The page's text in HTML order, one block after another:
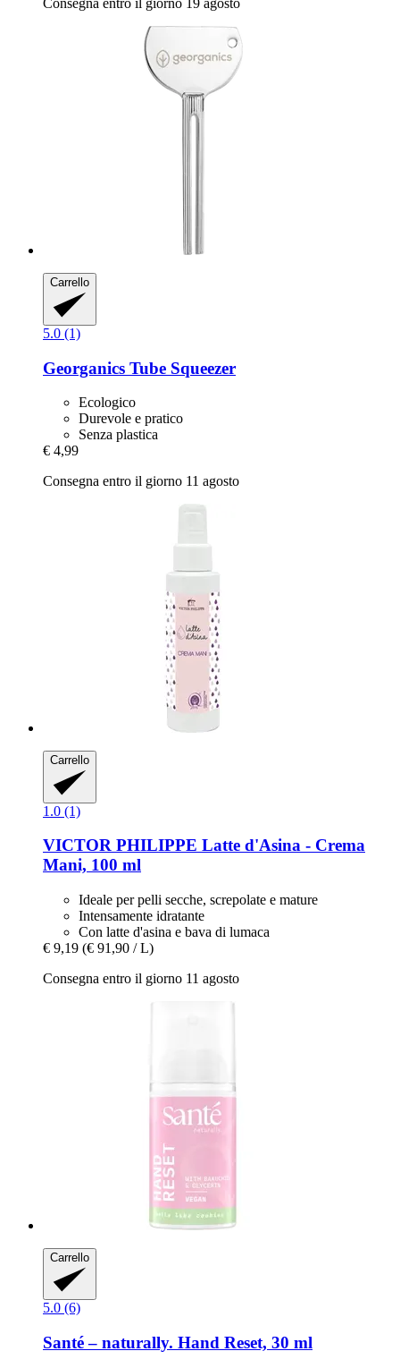
Consegna entro il giorno 19 agosto
Carrello
5.0 (1)
Georganics Tube Squeezer
Ecologico
Durevole e pratico
Senza plastica
€ 4,99
Consegna entro il giorno 11 agosto
Carrello
1.0 (1)
VICTOR PHILIPPE Latte d'Asina -​ Crema
Mani, 100 ml
Ideale per pelli secche, screpolate e mature
Intensamente idratante
Con latte d'asina e bava di lumaca
€ 9,19 (€ 91,90 / L)
Consegna entro il giorno 11 agosto
Carrello
5.0 (6)
Santé – naturally. Hand Reset, 30 ml